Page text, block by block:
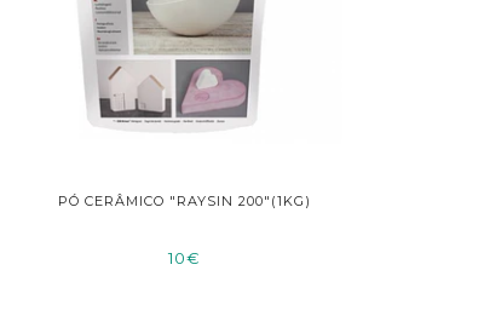
PÓ CERÂMICO "RAYSIN 200"(1KG)
10€